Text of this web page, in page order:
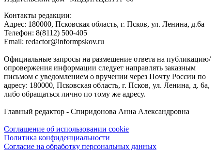
Контакты редакции:
Адреc: 180000, Псковская область, г. Псков, ул. Ленина, д.6а
Телефон: 8(8112) 500-405
Email: redactor@informpskov.ru
Официальные запросы на размещение ответа на публикацию/
опровержения информации следует направлять заказным
письмом с уведомлением о вручении через Почту России по
адресу: 180000, Псковская область, г. Псков, ул. Ленина, д. 6а,
либо обращаться лично по тому же адресу.
Главный редактор - Спиридонова Анна Александровна
Соглашение об использовании cookie
Политика конфиденциальности
Согласие на обработку персональных данных